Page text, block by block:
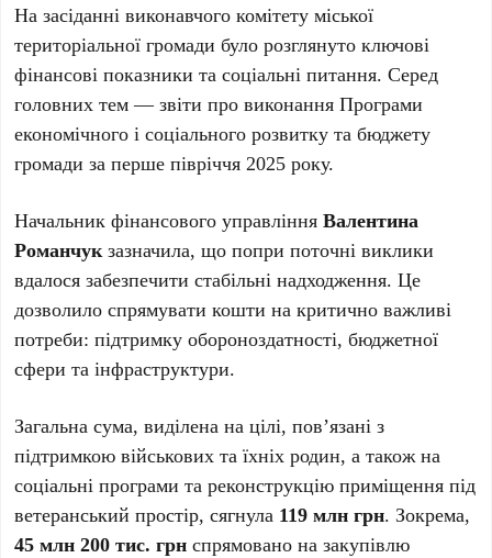
На засіданні виконавчого комітету міської
територіальної громади було розглянуто ключові
фінансові показники та соціальні питання. Серед
головних тем — звіти про виконання Програми
економічного і соціального розвитку та бюджету
громади за перше півріччя 2025 року.
Начальник фінансового управлінняВалентина
Романчукзазначила, що попри поточні виклики
вдалося забезпечити стабільні надходження. Це
дозволило спрямувати кошти на критично важливі
потреби: підтримку обороноздатності, бюджетної
сфери та інфраструктури.
Загальна сума, виділена на цілі, пов’язані з
підтримкою військових та їхніх родин, а також на
соціальні програми та реконструкцію приміщення під
ветеранський простір, сягнула 119 млн грн. Зокрема,
45 млн 200 тис. грн спрямовано на закупівлю